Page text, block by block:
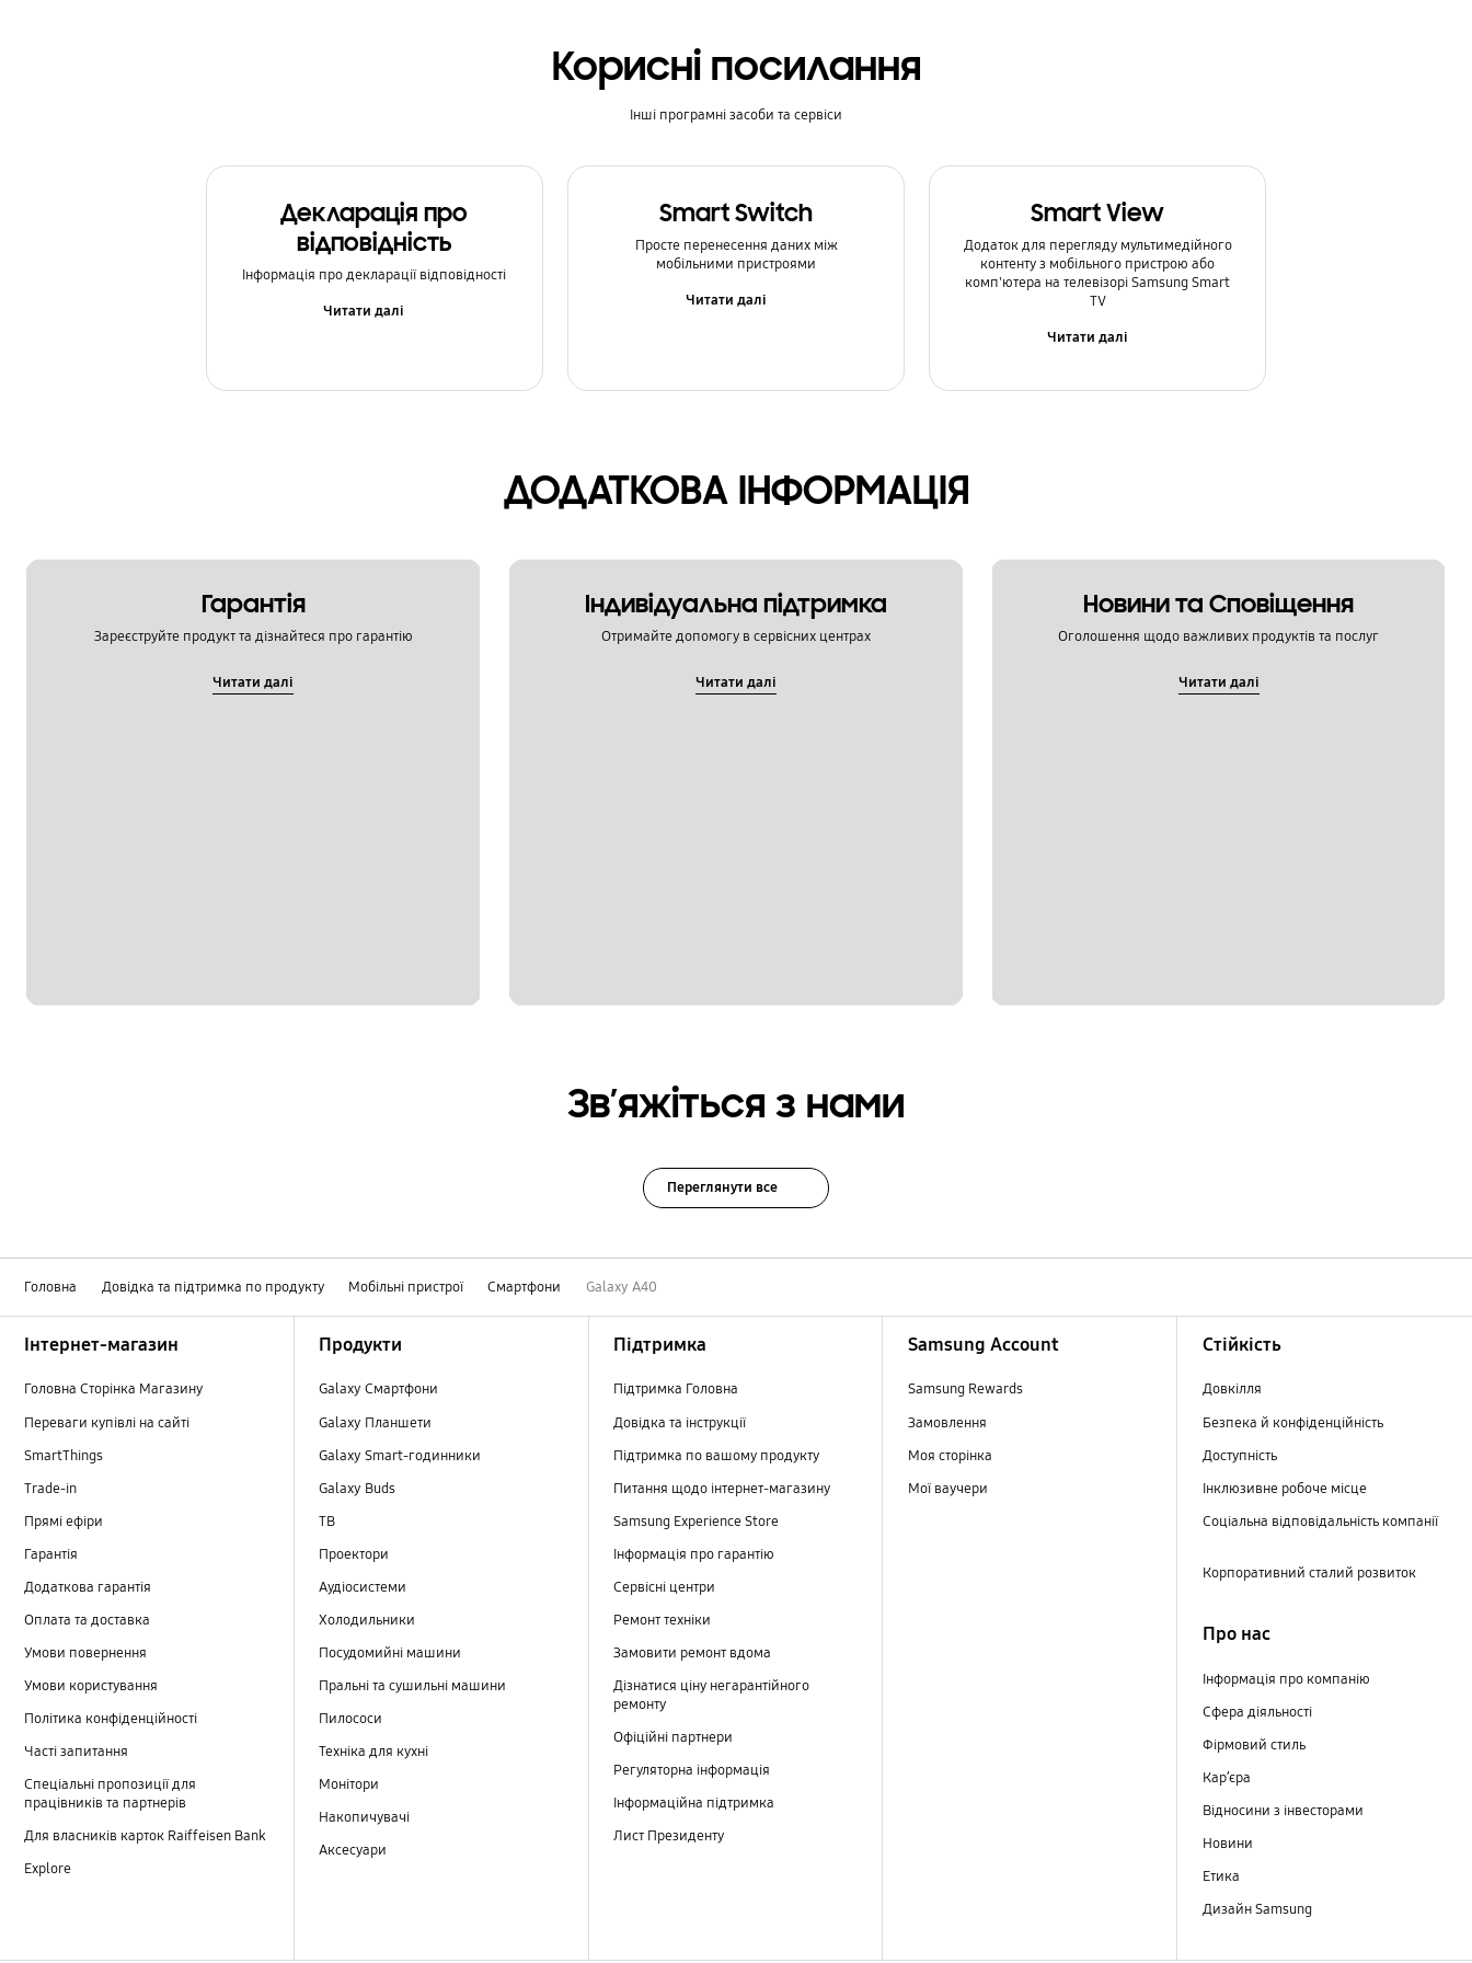
Резервне копіювання та відновлення
Корисні посилання
Інші програмні засоби та сервіси
Декларація про
відповідність
Інформація про декларації відповідності
Читати далі
Smart Switch
Просте перенесення даних між
мобільними пристроями
Читати далі
Smart View
Додаток для перегляду мультимедійного
контенту з мобільного пристрою або
комп'ютера на телевізорі Samsung Smart
TV
Читати далі
ДОДАТКОВА ІНФОРМАЦІЯ
Гарантія
Зареєструйте продукт та дізнайтеся про гарантію
Читати далі
Індивідуальна підтримка
Отримайте допомогу в сервісних центрах
Читати далі
Новини та Сповіщення
Оголошення щодо важливих продуктів та послуг
Читати далі
Зв’яжіться з нами
Переглянути все
Головна Довідка та підтримка по продукту Мобільні пристрої Смартфони Galaxy A40
Інтернет-магазин
Головна Сторінка Магазину
Переваги купівлі на сайті
SmartThings
Trade-in
Прямі ефіри
Гарантія
Додаткова гарантія
Оплата та доставка
Умови повернення
Умови користування
Політика конфіденційності
Часті запитання
Спеціальні пропозиції для
працівників та партнерів
Для власників карток Raiffeisen Bank
Explore
Продукти
Galaxy Смартфони
Galaxy Планшети
Galaxy Smart-годинники
Galaxy Buds
TB
Проектори
Аудіосистеми
Холодильники
Посудомийні машини
Пральні та сушильні машини
Пилососи
Техніка для кухні
Монітори
Накопичувачі
Аксесуари
Підтримка
Підтримка Головна
Довідка та інструкції
Підтримка по вашому продукту
Питання щодо інтернет-магазину
Samsung Experience Store
Інформація про гарантію
Сервісні центри
Ремонт техніки
Замовити ремонт вдома
Дізнатися ціну негарантійного
ремонту
Офіційні партнери
Регуляторна інформація
Інформаційна підтримка
Лист Президенту
Samsung Account
Samsung Rewards
Замовлення
Моя сторінка
Мої ваучери
Стійкість
Довкілля
Безпека й конфіденційність
Доступність
Інклюзивне робоче місце
Соціальна відповідальність компанії
Корпоративний сталий розвиток
Про нас
Інформація про компанію
Сфера діяльності
Фірмовий стиль
Кар’єра
Відносини з інвесторами
Новини
Етика
Дизайн Samsung